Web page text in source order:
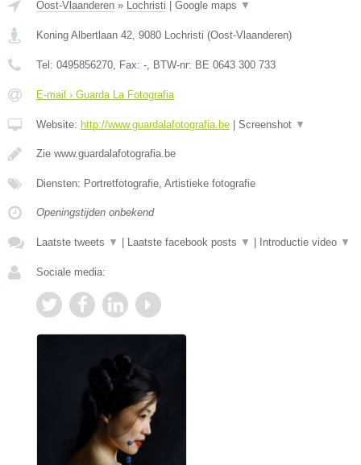
Oost-Vlaanderen » Lochristi Google maps ▼
Koning Albertlaan 42, 9080 Lochristi (Oost-Vlaanderen)
Tel: 0495856270, Fax: -, BTW-nr: BE 0643 300 733
E-mail › Guarda La Fotografia
Website: http://www.guardalafotografia.be Screenshot ▼
Zie www.guardalafotografia.be
Diensten: Portretfotografie, Artistieke fotografie
Openingstijden onbekend
Laatste tweets ▼ Laatste facebook posts ▼ Introductie video ▼
Sociale media: